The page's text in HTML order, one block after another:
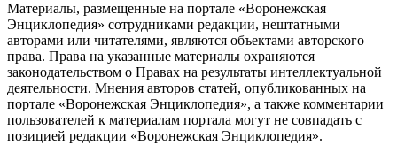
Материалы, размещенные на портале «Воронежская
Энциклопедия» сотрудниками редакции, нештатными
авторами или читателями, являются объектами авторского
права. Права на указанные материалы охраняются
законодательством о Правах на результаты интеллектуальной
деятельности. Мнения авторов статей, опубликованных на
портале «Воронежская Энциклопедия», а также комментарии
пользователей к материалам портала могут не совпадать с
позицией редакции «Воронежская Энциклопедия».